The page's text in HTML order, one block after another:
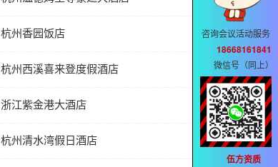
杭州香园饭店
杭州西溪喜来登度假酒店
浙江紫金港大酒店
杭州清水湾假日酒店
咨询会议活动服务
18668161841
微信号（同上）
伍方资质